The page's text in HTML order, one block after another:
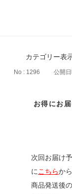
カテゴリー表
No : 1296 公開
お得にお
次回お届け
に こちらか
商品発送後